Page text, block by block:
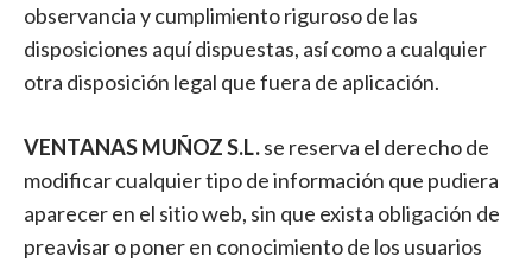
observancia y cumplimiento riguroso de las
disposiciones aquí dispuestas, así como a cualquier
otra disposición legal que fuera de aplicación.
VENTANAS MUÑOZ S.L.se reserva el derecho de
modificar cualquier tipo de información que pudiera
aparecer en el sitio web, sin que exista obligación de
preavisar o poner en conocimiento de los usuarios